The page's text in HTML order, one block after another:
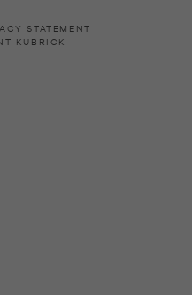
STATEMENT
KUBRICK